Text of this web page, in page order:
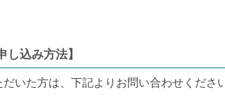
込み方法】
いた方は、下記よりお問い合わせください